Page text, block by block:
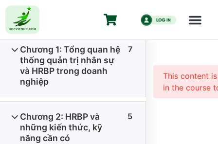
Trang chủ All Courses
Kiến Thức HR
HR Business Partner Từ ZERO đến HERO – Tư duy
chiến lược cho HR
HR Business
duy chiến
Chương 1: Tổng quan hệ
thống quản trị nhân sự
và HRBP trong doanh
nghiệp
7
Chương 2: HRBP và
những kiến thức, kỹ
năng cần có
5
This content
in the course